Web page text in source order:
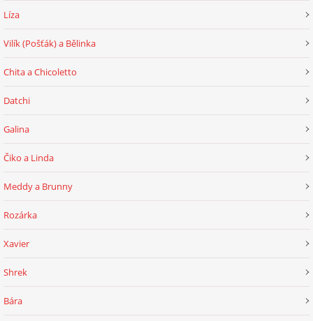
Líza
Vilík (Pošťák) a Bělinka
Chita a Chicoletto
Datchi
Galina
Čiko a Linda
Meddy a Brunny
Rozárka
Xavier
Shrek
Bára